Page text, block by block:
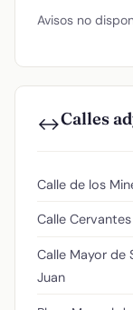
Avisos no
↔️Calles
Calle de los
Calle Cervantes
Calle Mayor de
Juan